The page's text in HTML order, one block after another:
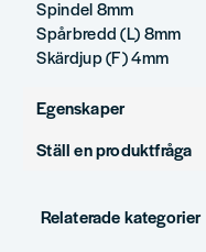
Spindel 8mm
Spårbredd (L) 8mm
Skärdjup (F) 4mm
Egenskaper
Produkttyp
Ställ en produktfråga
Fråga oss något om
Relaterade kategorier